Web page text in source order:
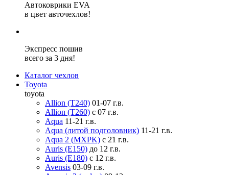
Автоковрики EVA
в цвет авточехлов!
Экспресс пошив
всего за 3 дня!
Каталог чехлов
Toyota
toyota
Allion (T240) 01-07 г.в.
Allion (T260) с 07 г.в.
Aqua 11-21 г.в.
Aqua (литой подголовник) 11-21 г.в.
Aqua 2 (MXPK) с 21 г.в.
Auris (E150) до 12 г.в.
Auris (E180) с 12 г.в.
Avensis 03-09 г.в.